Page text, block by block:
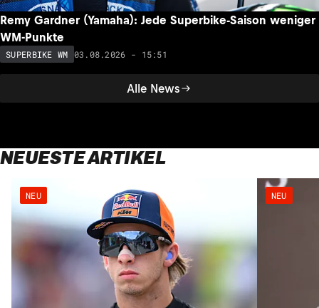
Alle News
Remy Gardner (Yamaha): Jede Superbike-Saison weniger
WM-Punkte
SUPERBIKE WM 03.08.2026 - 15:51
NEUESTE ARTIKEL
NEU NEU